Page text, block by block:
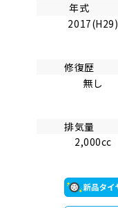
年式
2017(H29)
修復歴
無し
排気量
2,000cc